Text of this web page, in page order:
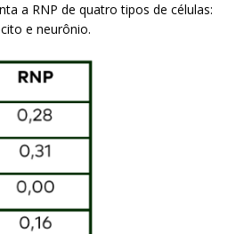
a RNP de quatro tipos de células:
e neurônio.